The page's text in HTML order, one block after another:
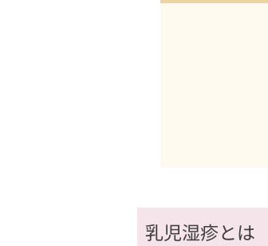
乳児湿疹とは